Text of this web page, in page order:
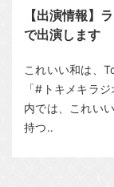
【出演情報】
で出演します
これいい和は、
「#トキメキラ
内では、これい
持つ‥